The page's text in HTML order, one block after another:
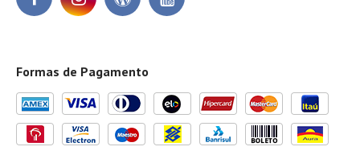
Formas de Pagamento